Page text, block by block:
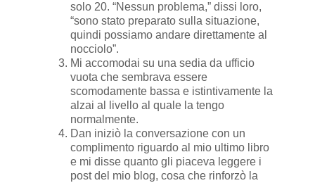
solo 20. “Nessun problema,” dissi loro,
“sono stato preparato sulla situazione,
quindi possiamo andare direttamente al
nocciolo”.
Mi accomodai su una sedia da ufficio
vuota che sembrava essere
scomodamente bassa e istintivamente la
alzai al livello al quale la tengo
normalmente.
Dan iniziò la conversazione con un
complimento riguardo al mio ultimo libro
e mi disse quanto gli piaceva leggere i
post del mio blog, cosa che rinforzò la